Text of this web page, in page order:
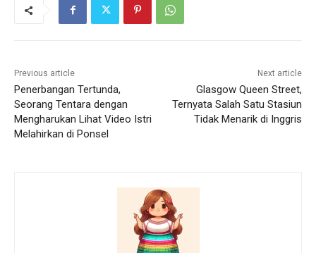
Previous article
Penerbangan Tertunda,
Seorang Tentara dengan
Mengharukan Lihat Video Istri
Melahirkan di Ponsel
Next article
Glasgow Queen Street,
Ternyata Salah Satu Stasiun
Tidak Menarik di Inggris